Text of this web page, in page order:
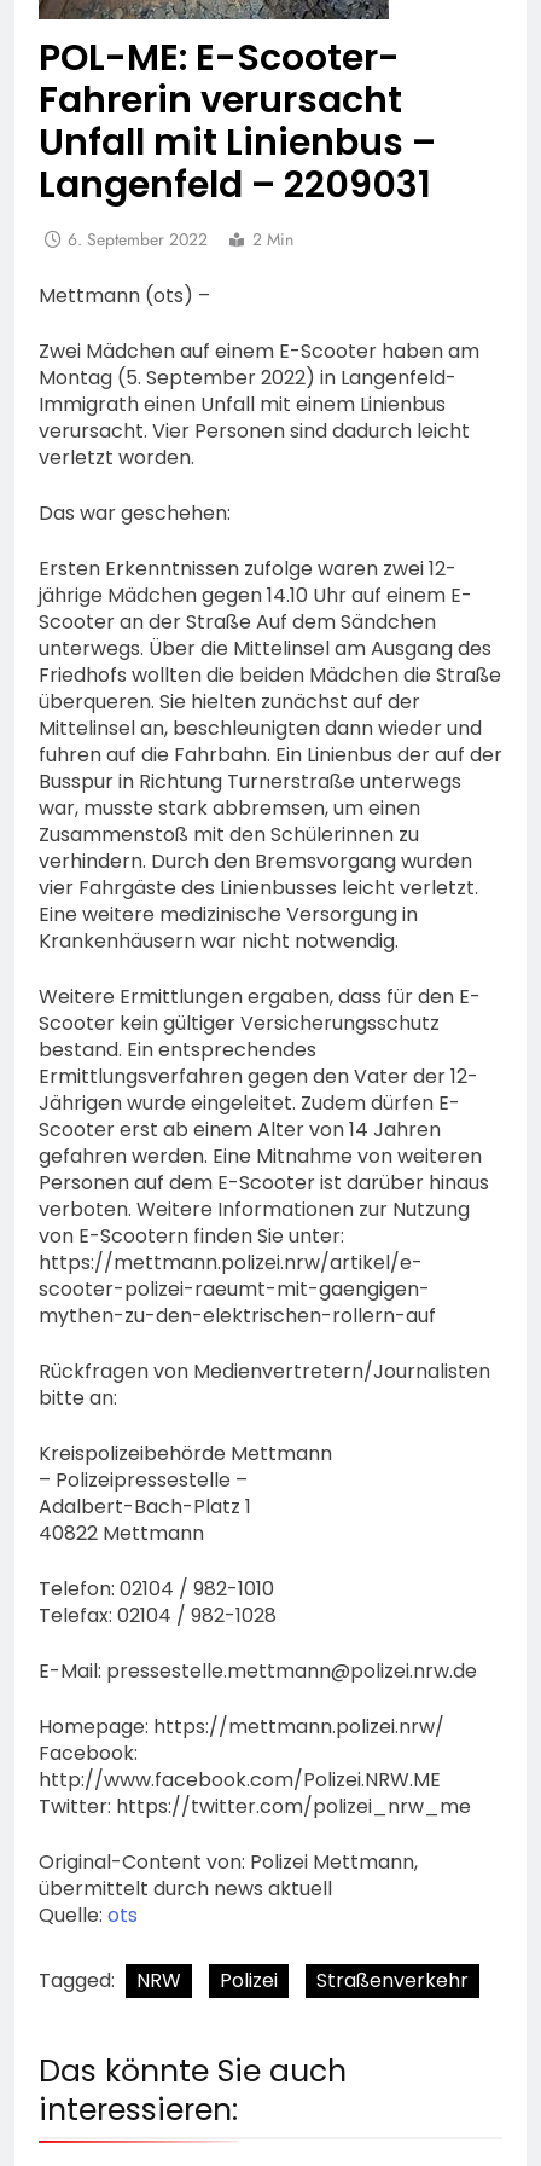
POL-ME: E-Scooter-
Fahrerin verursacht
Unfall mit Linienbus –
Langenfeld – 2209031
6. September 2022 2 Min
Mettmann (ots) –
Zwei Mädchen auf einem E-Scooter haben am
Montag (5. September 2022) in Langenfeld-
Immigrath einen Unfall mit einem Linienbus
verursacht. Vier Personen sind dadurch leicht
verletzt worden.
Das war geschehen:
Ersten Erkenntnissen zufolge waren zwei 12-
jährige Mädchen gegen 14.10 Uhr auf einem E-
Scooter an der Straße Auf dem Sändchen
unterwegs. Über die Mittelinsel am Ausgang des
Friedhofs wollten die beiden Mädchen die Straße
überqueren. Sie hielten zunächst auf der
Mittelinsel an, beschleunigten dann wieder und
fuhren auf die Fahrbahn. Ein Linienbus der auf der
Busspur in Richtung Turnerstraße unterwegs
war, musste stark abbremsen, um einen
Zusammenstoß mit den Schülerinnen zu
verhindern. Durch den Bremsvorgang wurden
vier Fahrgäste des Linienbusses leicht verletzt.
Eine weitere medizinische Versorgung in
Krankenhäusern war nicht notwendig.
Weitere Ermittlungen ergaben, dass für den E-
Scooter kein gültiger Versicherungsschutz
bestand. Ein entsprechendes
Ermittlungsverfahren gegen den Vater der 12-
Jährigen wurde eingeleitet. Zudem dürfen E-
Scooter erst ab einem Alter von 14 Jahren
gefahren werden. Eine Mitnahme von weiteren
Personen auf dem E-Scooter ist darüber hinaus
verboten. Weitere Informationen zur Nutzung
von E-Scootern finden Sie unter:
https://mettmann.polizei.nrw/artikel/e-
scooter-polizei-raeumt-mit-gaengigen-
mythen-zu-den-elektrischen-rollern-auf
Rückfragen von Medienvertretern/Journalisten
bitte an:
Kreispolizeibehörde Mettmann
– Polizeipressestelle –
Adalbert-Bach-Platz 1
40822 Mettmann
Telefon: 02104 / 982-1010
Telefax: 02104 / 982-1028
E-Mail: pressestelle.mettmann@polizei.nrw.de
Homepage: https://mettmann.polizei.nrw/
Facebook:
http://www.facebook.com/Polizei.NRW.ME
Twitter: https://twitter.com/polizei_nrw_me
Original-Content von: Polizei Mettmann,
übermittelt durch news aktuell
Quelle: ots
Tagged: NRW Polizei Straßenverkehr
Das könnte Sie auch
interessieren: